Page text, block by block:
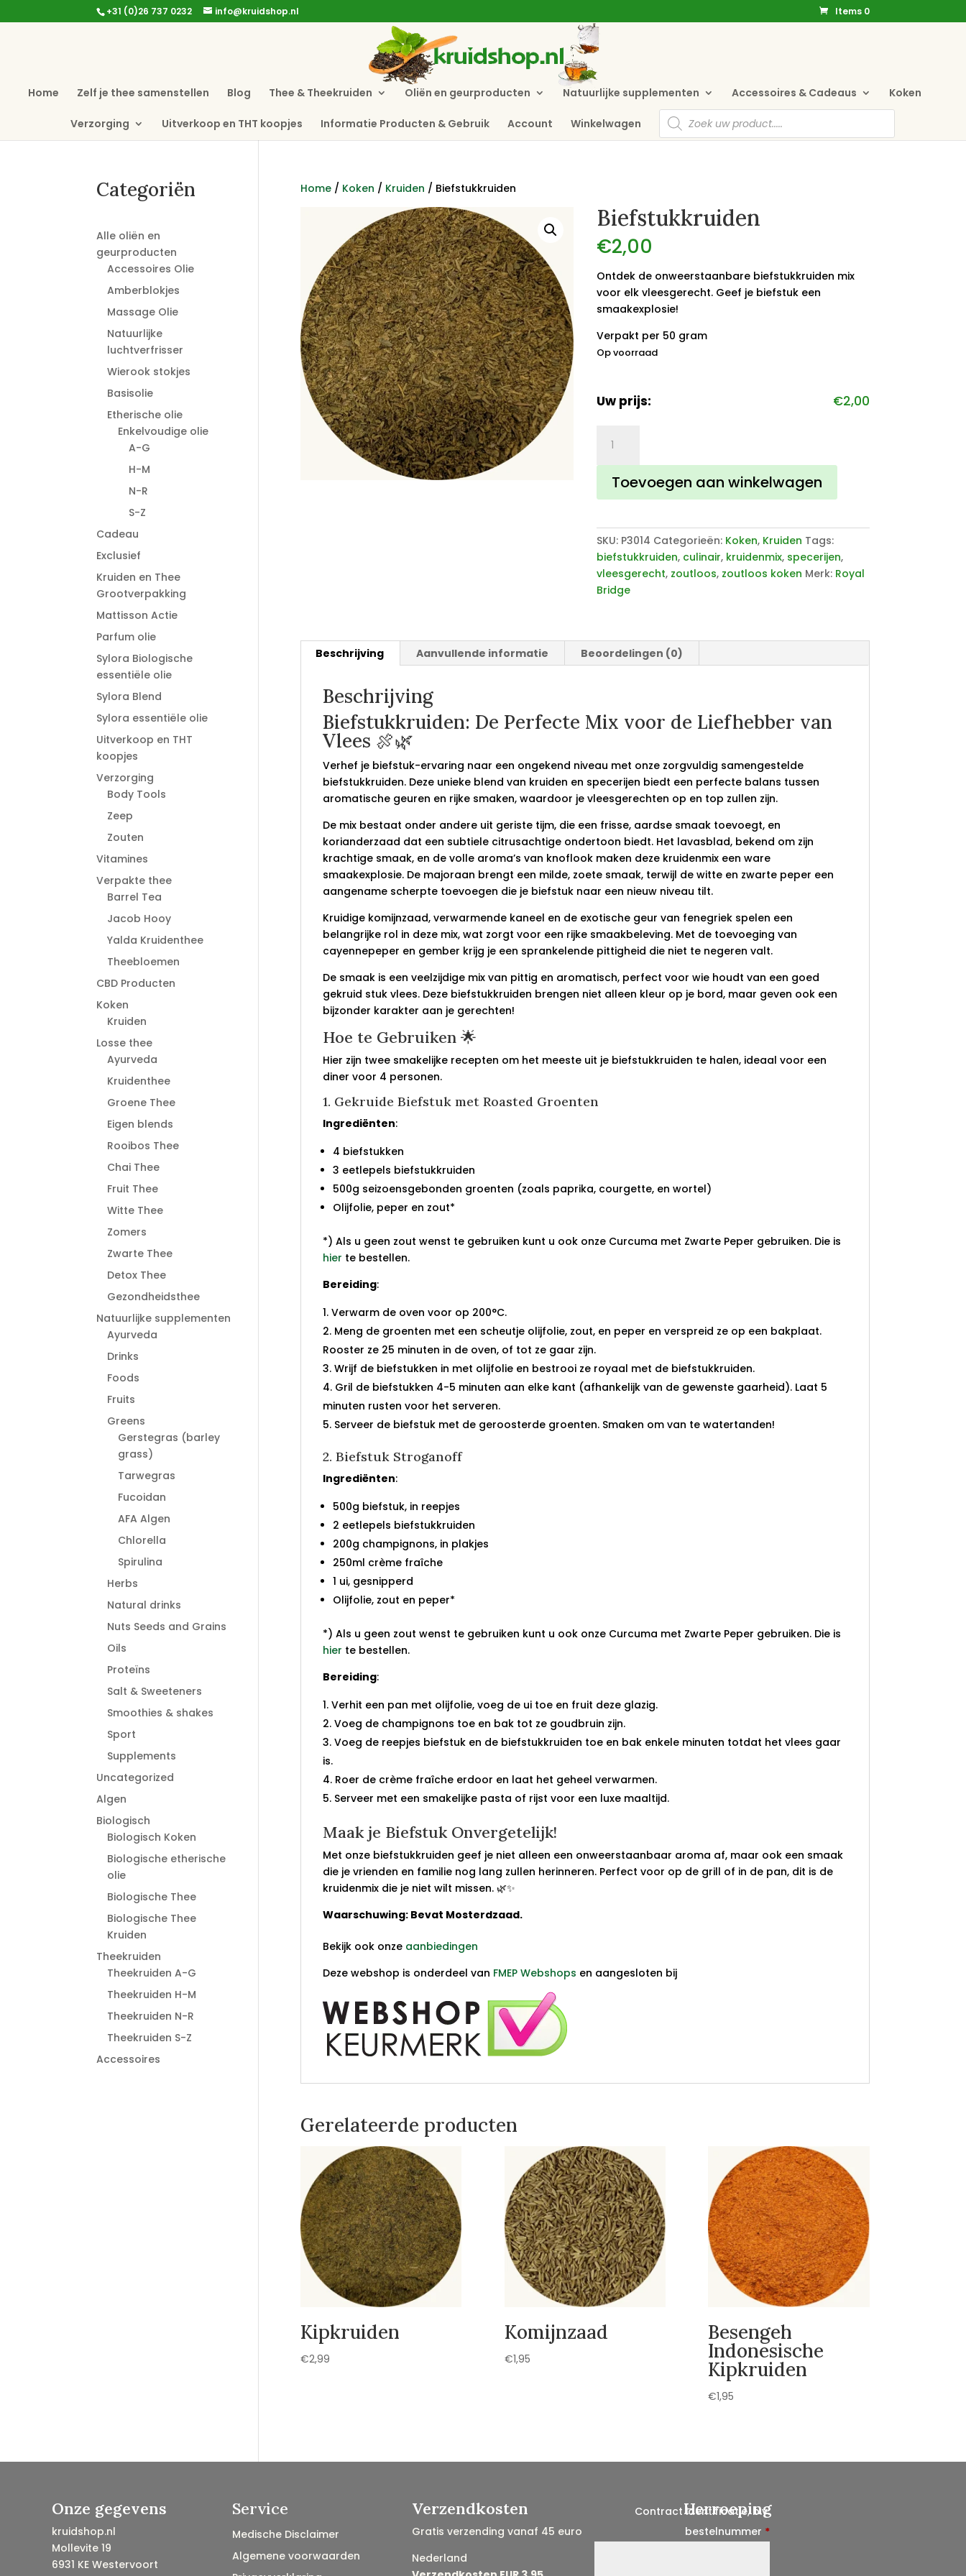
+31 (0)26 737 0232 info@kruidshop.nl Items 0
Home Zelf je thee samenstellen Blog Thee & Theekruiden Oliën en geurproducten Natuurlijke supplementen Accessoires & Cadeaus Koken
Verzorging Uitverkoop en THT koopjes Informatie Producten & Gebruik Account Winkelwagen
Producten
zoeken
Home/ Koken / Kruiden / Biefstukkruiden
Biefstukkruiden
€2,00
Ontdek de onweerstaanbare biefstukkruiden mix
voor elk vleesgerecht. Geef je biefstuk een
smaakexplosie!
Verpakt per 50 gram
Op voorraad
Uw prijs: €2,00
aantal
Toevoegen aan winkelwagen
SKU: P3014 Categorieën: Koken, Kruiden Tags:
biefstukkruiden, culinair, kruidenmix, specerijen,
vleesgerecht, zoutloos, zoutloos koken Merk: Royal
Bridge
Beschrijving Aanvullende informatie Beoordelingen (0)
Beschrijving
Biefstukkruiden: De Perfecte Mix voor de Liefhebber van
Vlees 🍖🌿
Verhef je biefstuk-ervaring naar een ongekend niveau met onze zorgvuldig samengestelde
biefstukkruiden. Deze unieke blend van kruiden en specerijen biedt een perfecte balans tussen
aromatische geuren en rijke smaken, waardoor je vleesgerechten op en top zullen zijn.
De mix bestaat onder andere uit geriste tijm, die een frisse, aardse smaak toevoegt, en
korianderzaad dat een subtiele citrusachtige ondertoon biedt. Het lavasblad, bekend om zijn
krachtige smaak, en de volle aroma’s van knoflook maken deze kruidenmix een ware
smaakexplosie. De majoraan brengt een milde, zoete smaak, terwijl de witte en zwarte peper een
aangename scherpte toevoegen die je biefstuk naar een nieuw niveau tilt.
Kruidige komijnzaad, verwarmende kaneel en de exotische geur van fenegriek spelen een
belangrijke rol in deze mix, wat zorgt voor een rijke smaakbeleving. Met de toevoeging van
cayennepeper en gember krijg je een sprankelende pittigheid die niet te negeren valt.
De smaak is een veelzijdige mix van pittig en aromatisch, perfect voor wie houdt van een goed
gekruid stuk vlees. Deze biefstukkruiden brengen niet alleen kleur op je bord, maar geven ook een
bijzonder karakter aan je gerechten!
Hoe te Gebruiken 🌟
Hier zijn twee smakelijke recepten om het meeste uit je biefstukkruiden te halen, ideaal voor een
diner voor 4 personen.
1. Gekruide Biefstuk met Roasted Groenten
Ingrediënten:
4 biefstukken
3 eetlepels biefstukkruiden
500g seizoensgebonden groenten (zoals paprika, courgette, en wortel)
Olijfolie, peper en zout*
*) Als u geen zout wenst te gebruiken kunt u ook onze Curcuma met Zwarte Peper gebruiken. Die is
hier te bestellen.
Bereiding:
Verwarm de oven voor op 200°C.
Meng de groenten met een scheutje olijfolie, zout, en peper en verspreid ze op een bakplaat.
Rooster ze 25 minuten in de oven, of tot ze gaar zijn.
Wrijf de biefstukken in met olijfolie en bestrooi ze royaal met de biefstukkruiden.
Gril de biefstukken 4-5 minuten aan elke kant (afhankelijk van de gewenste gaarheid). Laat 5
minuten rusten voor het serveren.
Serveer de biefstuk met de geroosterde groenten. Smaken om van te watertanden!
2. Biefstuk Stroganoff
Ingrediënten:
500g biefstuk, in reepjes
2 eetlepels biefstukkruiden
200g champignons, in plakjes
250ml crème fraîche
1 ui, gesnipperd
Olijfolie, zout en peper*
*) Als u geen zout wenst te gebruiken kunt u ook onze Curcuma met Zwarte Peper gebruiken. Die is
hier te bestellen.
Bereiding:
Verhit een pan met olijfolie, voeg de ui toe en fruit deze glazig.
Voeg de champignons toe en bak tot ze goudbruin zijn.
Voeg de reepjes biefstuk en de biefstukkruiden toe en bak enkele minuten totdat het vlees gaar
is.
Roer de crème fraîche erdoor en laat het geheel verwarmen.
Serveer met een smakelijke pasta of rijst voor een luxe maaltijd.
Maak je Biefstuk Onvergetelijk!
Met onze biefstukkruiden geef je niet alleen een onweerstaanbaar aroma af, maar ook een smaak
die je vrienden en familie nog lang zullen herinneren. Perfect voor op de grill of in de pan, dit is de
kruidenmix die je niet wilt missen. 🌿✨
Waarschuwing: Bevat Mosterdzaad.
Bekijk ook onze aanbiedingen
Deze webshop is onderdeel van FMEP Webshops en aangesloten bij
Gerelateerde producten
Kipkruiden
€2,99
Komijnzaad
€1,95
Besengeh
Indonesische
Kipkruiden
€1,95
Categoriën
Alle oliën en
geurproducten
Accessoires Olie
Amberblokjes
Massage Olie
Natuurlijke
luchtverfrisser
Wierook stokjes
Basisolie
Etherische olie
Enkelvoudige olie
A-G
H-M
N-R
S-Z
Cadeau
Exclusief
Kruiden en Thee
Grootverpakking
Mattisson Actie
Parfum olie
Sylora Biologische
essentiële olie
Sylora Blend
Sylora essentiële olie
Uitverkoop en THT
koopjes
Verzorging
Body Tools
Zeep
Zouten
Vitamines
Verpakte thee
Barrel Tea
Jacob Hooy
Yalda Kruidenthee
Theebloemen
CBD Producten
Koken
Kruiden
Losse thee
Ayurveda
Kruidenthee
Groene Thee
Eigen blends
Rooibos Thee
Chai Thee
Fruit Thee
Witte Thee
Zomers
Zwarte Thee
Detox Thee
Gezondheidsthee
Natuurlijke supplementen
Ayurveda
Drinks
Foods
Fruits
Greens
Gerstegras (barley
grass)
Tarwegras
Fucoidan
AFA Algen
Chlorella
Spirulina
Herbs
Natural drinks
Nuts Seeds and Grains
Oils
Proteïns
Salt & Sweeteners
Smoothies & shakes
Sport
Supplements
Uncategorized
Algen
Biologisch
Biologisch Koken
Biologische etherische
olie
Biologische Thee
Biologische Thee
Kruiden
Theekruiden
Theekruiden A-G
Theekruiden H-M
Theekruiden N-R
Theekruiden S-Z
Accessoires
Onze gegevens
kruidshop.nl
Mollevite 19
6931 KE Westervoort
Service
Medische Disclaimer
Algemene voorwaarden
Verzendkosten
Gratis verzending vanaf 45 euro
Nederland
Herroeping
Contract identificatie, b.v.
bestelnummer *